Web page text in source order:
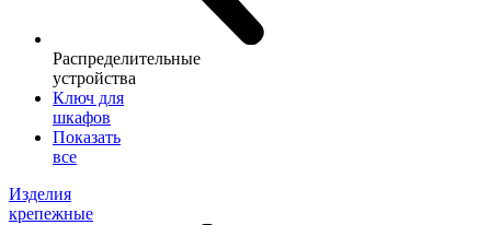
Распределительные
устройства
Ключ для
шкафов
Показать
все
Изделия
крепежные